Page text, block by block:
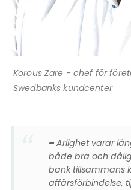
Korous Zare - chef för
Swedbanks kundcenter
– Ärlighet varar
både bra och
bank tillsammans
affärsförbindelse,